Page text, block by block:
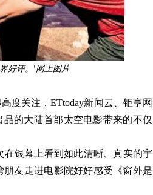
好评。\网上图片
度关注，ETtoday新闻云、钜亨网
的大陆首部太空电影带来的不仅
在银幕上看到如此清晰、真实的宇
朋友走进电影院好好感受《窗外是